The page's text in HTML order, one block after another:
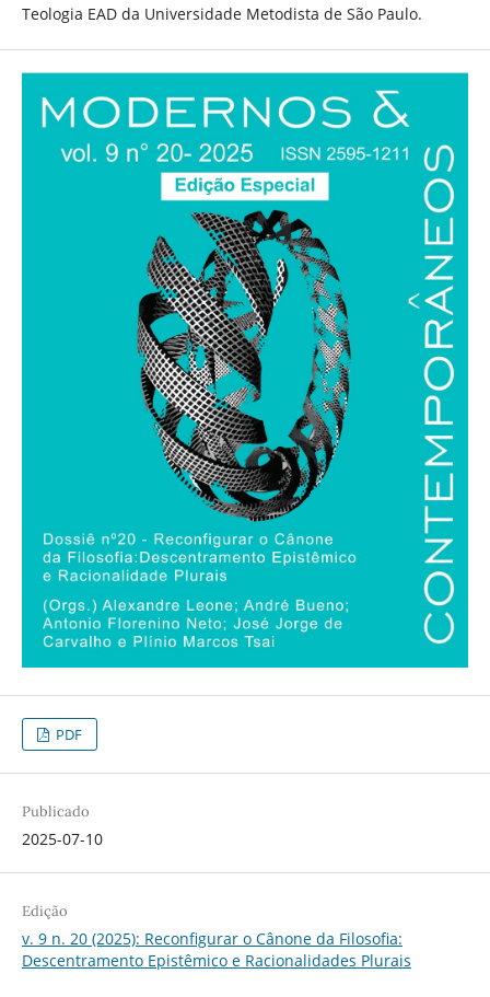
Teologia EAD da Universidade Metodista de São Paulo.
PDF
Publicado
2025-07-10
Edição
v. 9 n. 20 (2025): Reconfigurar o Cânone da Filosofia:
Descentramento Epistêmico e Racionalidades Plurais